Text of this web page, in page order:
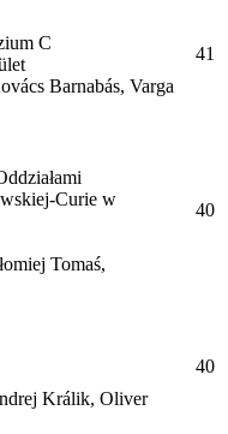
C
Barnabás, Varga
41
Curie w
Tomaś,
40
Králik, Oliver
40